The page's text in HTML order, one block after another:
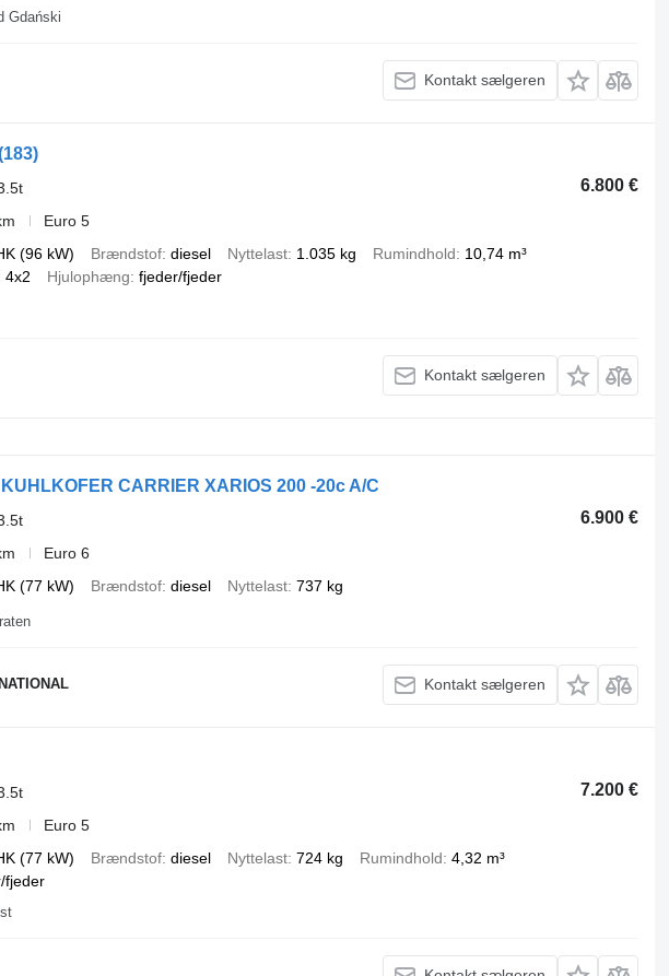
Gdański
Kontakt sælgeren
6.800 €
Euro 5
(96 kW) Brændstof diesel Nyttelast 1.035 kg Rumindhold
10,74 m³
4x2 Hjulophæng fjeder/fjeder
Kontakt sælgeren
CARRIER XARIOS 200 -20c A/C
6.900 €
Euro 6
(77 kW) Brændstof diesel Nyttelast 737 kg
Kontakt sælgeren
7.200 €
Euro 5
(77 kW) Brændstof diesel Nyttelast 724 kg Rumindhold 4,32 m³
fjeder